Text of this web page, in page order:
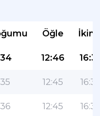
Öğle
12:46
12:45
12:45
popüler